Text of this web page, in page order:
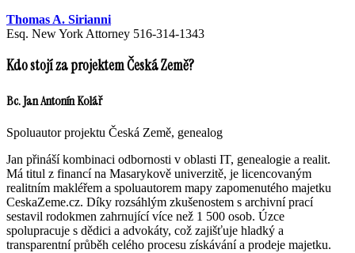
Thomas A. Sirianni
Esq. New York Attorney 516-314-1343
Kdo stojí za projektem Česká Země?
Bc. Jan Antonín Kolář
Spoluautor projektu Česká Země, genealog
Jan přináší kombinaci odbornosti v oblasti IT, genealogie a realit.
Má titul z financí na Masarykově univerzitě, je licencovaným
realitním makléřem a spoluautorem mapy zapomenutého majetku
CeskaZeme.cz. Díky rozsáhlým zkušenostem s archivní prací
sestavil rodokmen zahrnující více než 1 500 osob. Úzce
spolupracuje s dědici a advokáty, což zajišťuje hladký a
transparentní průběh celého procesu získávání a prodeje majetku.